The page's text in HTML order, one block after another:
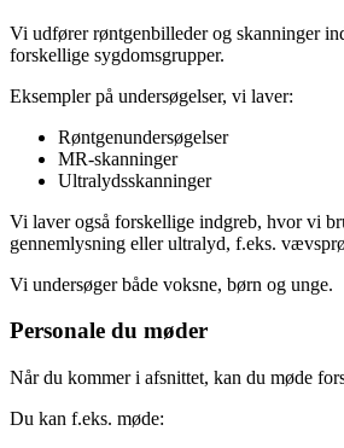
Vi udfører røntgenbilleder og skanninger
forskellige sygdomsgrupper.
Eksempler på undersøgelser, vi laver:
Røntgenundersøgelser
MR-skanninger
Ultralydsskanninger
Vi laver også forskellige indgreb, hvor vi
gennemlysning eller ultralyd, f.eks.
Vi undersøger både voksne, børn og unge.
Personale du møder
Når du kommer i afsnittet, kan du møde
Du kan f.eks. møde: